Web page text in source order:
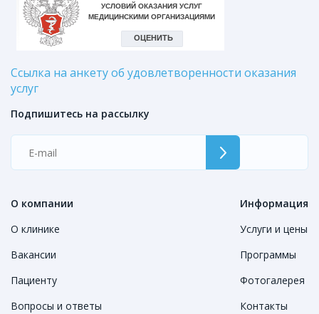
Ссылка на анкету об удовлетворенности оказания
услуг
О компании
О клинике
Вакансии
Пациенту
Вопросы и ответы
Информация
Услуги и цены
Программы
Фотогалерея
Контакты
Подпишитесь на рассылку